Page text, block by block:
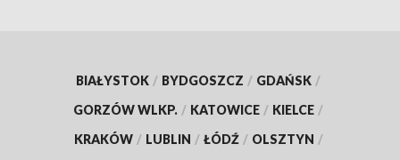
BIAŁYSTOK / BYDGOSZCZ / GDAŃSK /
GORZÓW WLKP. / KATOWICE / KIELCE /
KRAKÓW / LUBLIN / ŁÓDŹ / OLSZTYN /